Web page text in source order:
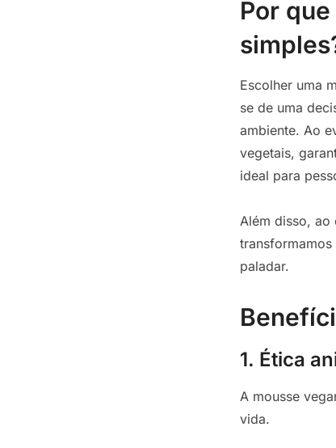
Por
Escolher uma
se de uma
ambiente. Ao
vegetais,
ideal para
Além disso, ao
paladar.
1. Ética
A mousse
vida.